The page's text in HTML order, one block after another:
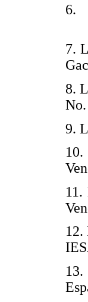
6.
7.
8.
9.
12.